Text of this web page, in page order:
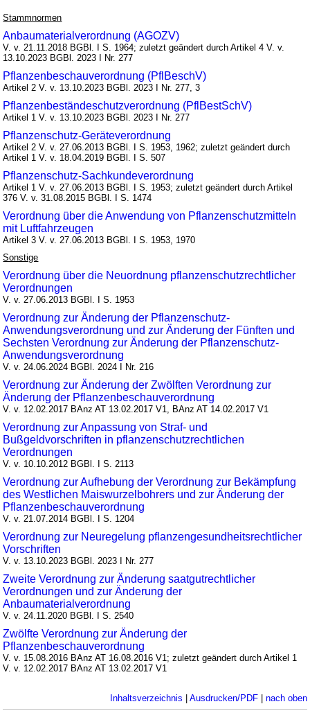
Stammnormen
Anbaumaterialverordnung (AGOZV)
V. v. 21.11.2018 BGBl. I S. 1964; zuletzt geändert durch Artikel 4 V. v.
13.10.2023 BGBl. 2023 I Nr. 277
Pflanzenbeschauverordnung (PflBeschV)
Artikel 2 V. v. 13.10.2023 BGBl. 2023 I Nr. 277, 3
Pflanzenbeständeschutzverordnung (PflBestSchV)
Artikel 1 V. v. 13.10.2023 BGBl. 2023 I Nr. 277
Pflanzenschutz-Geräteverordnung
Artikel 2 V. v. 27.06.2013 BGBl. I S. 1953, 1962; zuletzt geändert durch
Artikel 1 V. v. 18.04.2019 BGBl. I S. 507
Pflanzenschutz-Sachkundeverordnung
Artikel 1 V. v. 27.06.2013 BGBl. I S. 1953; zuletzt geändert durch Artikel
376 V. v. 31.08.2015 BGBl. I S. 1474
Verordnung über die Anwendung von Pflanzenschutzmitteln
mit Luftfahrzeugen
Artikel 3 V. v. 27.06.2013 BGBl. I S. 1953, 1970
Sonstige
Verordnung über die Neuordnung pflanzenschutzrechtlicher
Verordnungen
V. v. 27.06.2013 BGBl. I S. 1953
Verordnung zur Änderung der Pflanzenschutz-
Anwendungsverordnung und zur Änderung der Fünften und
Sechsten Verordnung zur Änderung der Pflanzenschutz-
Anwendungsverordnung
V. v. 24.06.2024 BGBl. 2024 I Nr. 216
Verordnung zur Änderung der Zwölften Verordnung zur
Änderung der Pflanzenbeschauverordnung
V. v. 12.02.2017 BAnz AT 13.02.2017 V1, BAnz AT 14.02.2017 V1
Verordnung zur Anpassung von Straf- und
Bußgeldvorschriften in pflanzenschutzrechtlichen
Verordnungen
V. v. 10.10.2012 BGBl. I S. 2113
Verordnung zur Aufhebung der Verordnung zur Bekämpfung
des Westlichen Maiswurzelbohrers und zur Änderung der
Pflanzenbeschauverordnung
V. v. 21.07.2014 BGBl. I S. 1204
Verordnung zur Neuregelung pflanzengesundheitsrechtlicher
Vorschriften
V. v. 13.10.2023 BGBl. 2023 I Nr. 277
Zweite Verordnung zur Änderung saatgutrechtlicher
Verordnungen und zur Änderung der
Anbaumaterialverordnung
V. v. 24.11.2020 BGBl. I S. 2540
Zwölfte Verordnung zur Änderung der
Pflanzenbeschauverordnung
V. v. 15.08.2016 BAnz AT 16.08.2016 V1; zuletzt geändert durch Artikel 1
V. v. 12.02.2017 BAnz AT 13.02.2017 V1
Inhaltsverzeichnis | Ausdrucken/PDF| nach oben